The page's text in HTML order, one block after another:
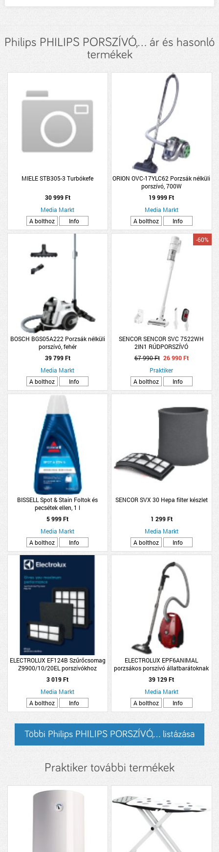
Philips PHILIPS PORSZÍVÓ,... ár és hasonló
termékek
MIELE STB305-3 Turbókefe
30 999 Ft
Media Markt
A bolthoz
Info
ORION OVC-17YLC62 Porzsák nélküli
porszívó, 700W
19 999 Ft
Media Markt
A bolthoz
Info
BOSCH BGS05A222 Porzsák nélküli
porszívó, fehér
39 799 Ft
Media Markt
A bolthoz
Info
SENCOR SENCOR SVC 7522WH
2IN1 RÚDPORSZÍVÓ
-60%
67 990 Ft 26 990 Ft
Praktiker
A bolthoz
Info
BISSELL Spot & Stain Foltok és
pecsétek ellen, 1 l
5 999 Ft
Media Markt
A bolthoz
Info
SENCOR SVX 30 Hepa filter készlet
1 299 Ft
Media Markt
A bolthoz
Info
ELECTROLUX EF124B Szűrőcsomag
Z9900/10/20EL porszívókhoz
3 019 Ft
Media Markt
A bolthoz
Info
ELECTROLUX EPF6ANIMAL
porzsákos porszívó állatbarátoknak
39 129 Ft
Media Markt
A bolthoz
Info
Többi Philips PHILIPS PORSZÍVÓ,... listázása
Praktiker további termékek